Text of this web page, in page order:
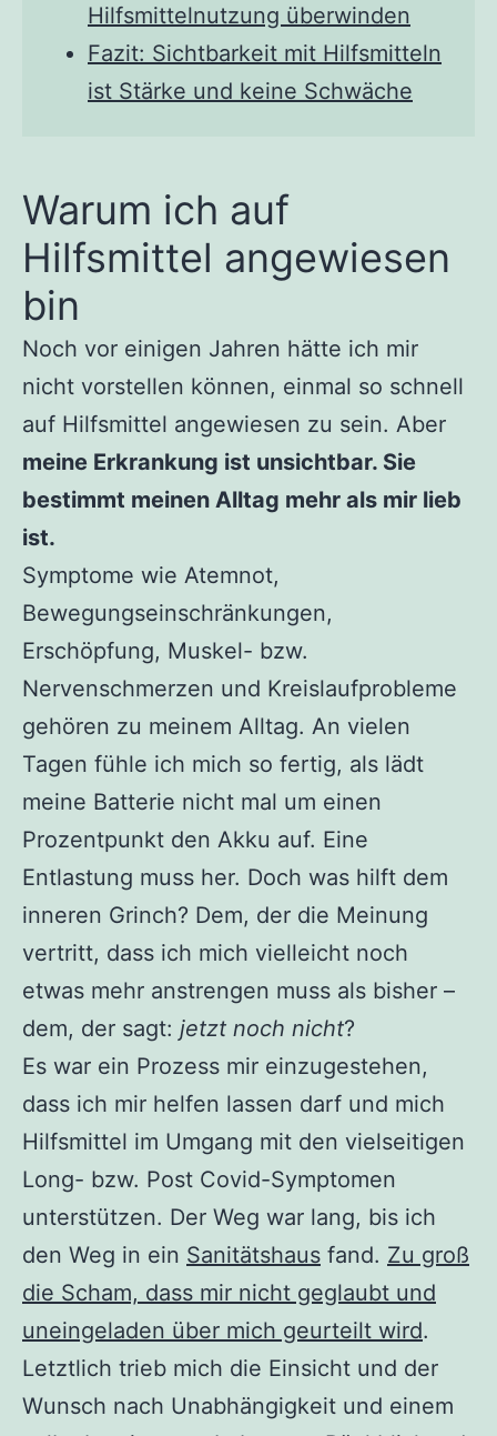
Hilfsmittelnutzung überwinden
Fazit: Sichtbarkeit mit Hilfsmitteln
ist Stärke und keine Schwäche
Warum ich auf
Hilfsmittel angewiesen
bin
Noch vor einigen Jahren hätte ich mir
nicht vorstellen können, einmal so schnell
auf Hilfsmittel angewiesen zu sein. Aber
meine Erkrankung ist unsichtbar. Sie
bestimmt meinen Alltag mehr als mir lieb
ist.
Symptome wie Atemnot,
Bewegungseinschränkungen,
Erschöpfung, Muskel- bzw.
Nervenschmerzen und Kreislaufprobleme
gehören zu meinem Alltag. An vielen
Tagen fühle ich mich so fertig, als lädt
meine Batterie nicht mal um einen
Prozentpunkt den Akku auf. Eine
Entlastung muss her. Doch was hilft dem
inneren Grinch? Dem, der die Meinung
vertritt, dass ich mich vielleicht noch
etwas mehr anstrengen muss als bisher –
dem, der sagt: jetzt noch nicht?
Es war ein Prozess mir einzugestehen,
dass ich mir helfen lassen darf und mich
Hilfsmittel im Umgang mit den vielseitigen
Long- bzw. Post Covid-Symptomen
unterstützen. Der Weg war lang, bis ich
den Weg in ein Sanitätshaus fand. Zu groß
die Scham, dass mir nicht geglaubt und
uneingeladen über mich geurteilt wird.
Letztlich trieb mich die Einsicht und der
Wunsch nach Unabhängigkeit und einem